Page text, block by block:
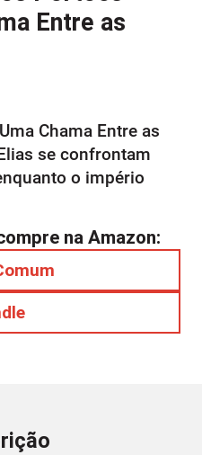
Entre as
Chama Entre as
se confrontam
o império
na Amazon: